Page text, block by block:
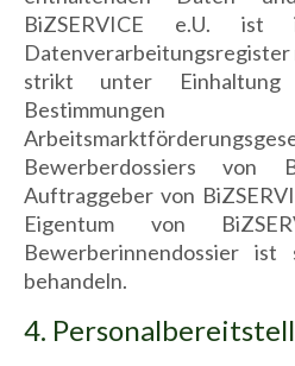
BiZSERVICE e.U. ist
strikt unter Einhaltung
Bewerberdossiers von
Auftraggeber von
Eigentum von
Bewerberinnendossier
behandeln.
4.